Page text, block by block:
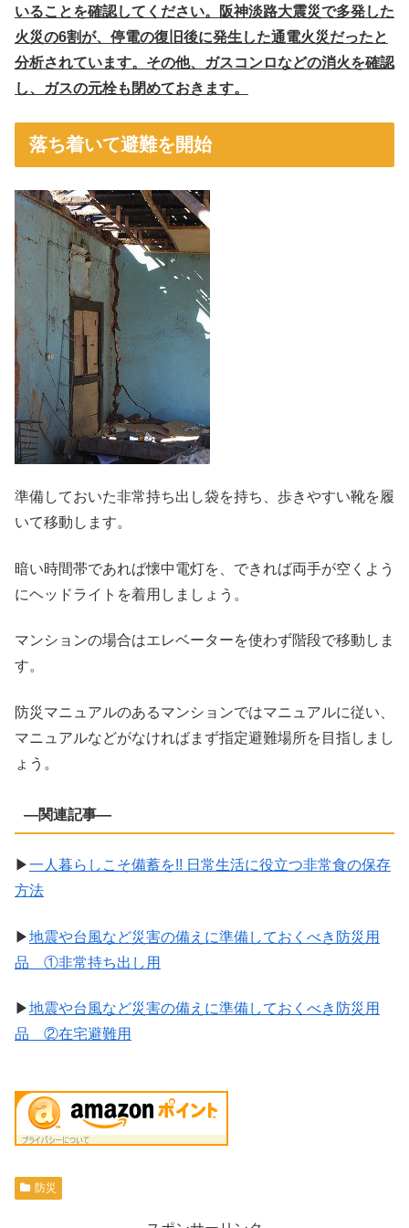
いることを確認してください。阪神淡路大震災で多発した
火災の6割が、停電の復旧後に発生した通電火災だったと
分析されています。その他、ガスコンロなどの消火を確認
し、ガスの元栓も閉めておきます。
落ち着いて避難を開始
準備しておいた非常持ち出し袋を持ち、歩きやすい靴を履
いて移動します。
暗い時間帯であれば懐中電灯を、できれば両手が空くよう
にヘッドライトを着用しましょう。
マンションの場合はエレベーターを使わず階段で移動しま
す。
防災マニュアルのあるマンションではマニュアルに従い、
マニュアルなどがなければまず指定避難場所を目指しまし
ょう。
—関連記事—
▶一人暮らしこそ備蓄を!! 日常生活に役立つ非常食の保存
方法
▶地震や台風など災害の備えに準備しておくべき防災用
品 ①非常持ち出し用
▶地震や台風など災害の備えに準備しておくべき防災用
品 ②在宅避難用
防災